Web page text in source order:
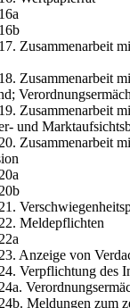
Zusammenarbeit
Zusammenarbeit
Zusammenarbeit
und
Zusammenarbeit
Meldepflichten
Anzeige von
Verpflichtung des
Meldungen zum